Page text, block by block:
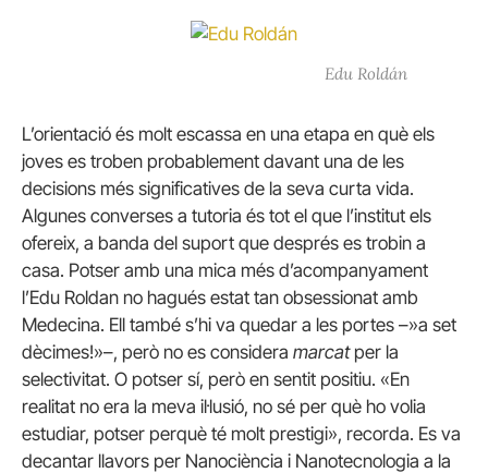
Edu Roldán
L’orientació és molt escassa en una etapa en què els
joves es troben probablement davant una de les
decisions més significatives de la seva curta vida.
Algunes converses a tutoria és tot el que l’institut els
ofereix, a banda del suport que després es trobin a
casa. Potser amb una mica més d’acompanyament
l’Edu Roldan no hagués estat tan obsessionat amb
Medecina. Ell també s’hi va quedar a les portes –»a set
dècimes!»–, però no es considera marcat per la
selectivitat. O potser sí, però en sentit positiu. «En
realitat no era la meva il·lusió, no sé per què ho volia
estudiar, potser perquè té molt prestigi», recorda. Es va
decantar llavors per Nanociència i Nanotecnologia a la